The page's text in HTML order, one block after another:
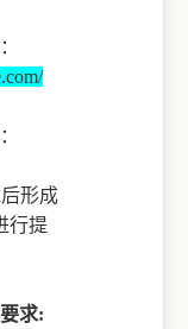
形成
行提
求: